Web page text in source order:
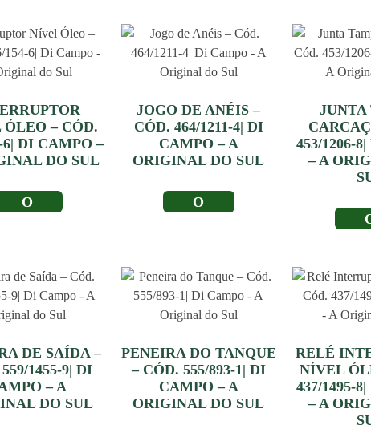
– CÓD.
6| DI CAMPO –
DO SUL
LER MAIS
JOGO DE ANÉIS –
CÓD. 464/1211-4| DI
CAMPO – A
ORIGINAL DO SUL
LER MAIS
JUNTA
453/1206-
– A
LER
DE SAÍDA –
1455-9| DI
– A
DO SUL
PENEIRA DO TANQUE
– CÓD. 555/893-1| DI
CAMPO – A
ORIGINAL DO SUL
RELÉ
NÍVEL
437/1495-
– A